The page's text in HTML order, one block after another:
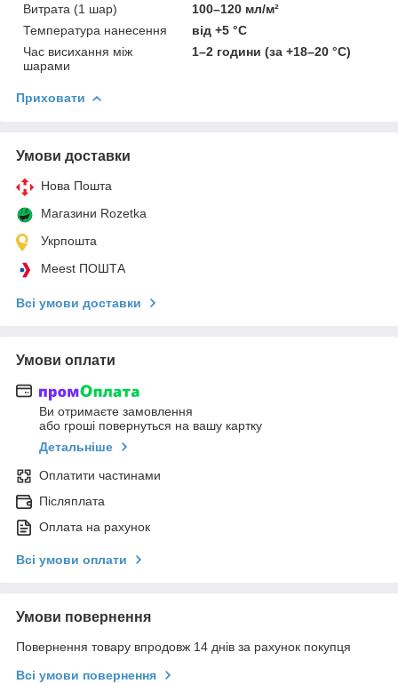
Витрата (1 шар)
100–120 мл/м²
Температура нанесення
від +5 °C
Час висихання між
шарами
1–2 години (за +18–20 °C)
Приховати
Умови доставки
Нова Пошта
Магазини Rozetka
Укрпошта
Meest ПОШТА
Всі умови доставки
Умови оплати
Ви отримаєте замовлення
або гроші повернуться на вашу картку
Детальніше
Оплатити частинами
Післяплата
Оплата на рахунок
Всі умови оплати
Умови повернення
Повернення товару впродовж 14 днів за рахунок покупця
Всі умови повернення